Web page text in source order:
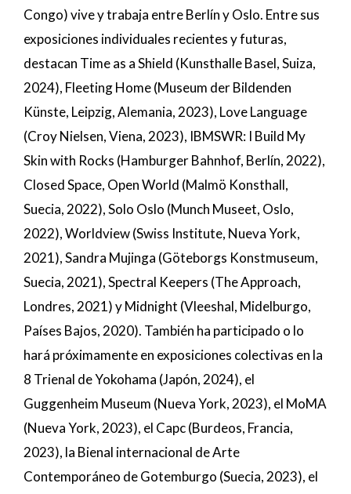
Congo) vive y trabaja entre Berlín y Oslo. Entre sus
exposiciones individuales recientes y futuras,
destacan Time as a Shield (Kunsthalle Basel, Suiza,
2024), Fleeting Home (Museum der Bildenden
Künste, Leipzig, Alemania, 2023), Love Language
(Croy Nielsen, Viena, 2023), IBMSWR: I Build My
Skin with Rocks (Hamburger Bahnhof, Berlín, 2022),
Closed Space, Open World (Malmö Konsthall,
Suecia, 2022), Solo Oslo (Munch Museet, Oslo,
2022), Worldview (Swiss Institute, Nueva York,
2021), Sandra Mujinga (Göteborgs Konstmuseum,
Suecia, 2021), Spectral Keepers (The Approach,
Londres, 2021) y Midnight (Vleeshal, Midelburgo,
Países Bajos, 2020). También ha participado o lo
hará próximamente en exposiciones colectivas en la
8 Trienal de Yokohama (Japón, 2024), el
Guggenheim Museum (Nueva York, 2023), el MoMA
(Nueva York, 2023), el Capc (Burdeos, Francia,
2023), la Bienal internacional de Arte
Contemporáneo de Gotemburgo (Suecia, 2023), el